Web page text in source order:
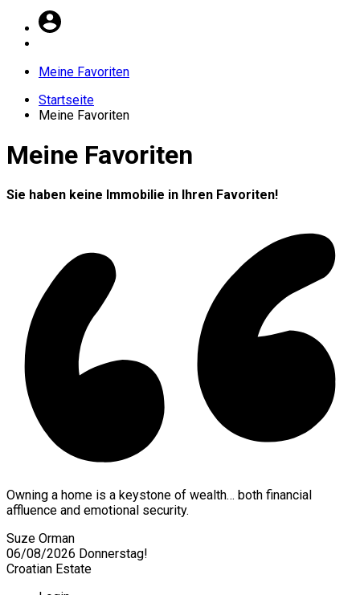
Meine Favoriten
Startseite
Meine Favoriten
Meine Favoriten
Sie haben keine Immobilie in Ihren Favoriten!
Owning a home is a keystone of wealth… both financial
affluence and emotional security.
Suze Orman
06/08/2026 Donnerstag!
Croatian Estate